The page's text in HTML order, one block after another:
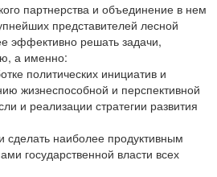
партнерства и объединение в нем
представителей лесной
эффективно решать задачи,
а именно:
политических инициатив и
жизнеспособной и перспективной
и реализации стратегии развития
сделать наиболее продуктивным
государственной власти всех